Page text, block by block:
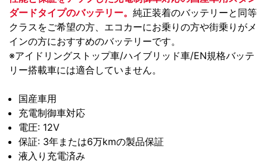
ダードタイプのバッテリー。 純正装着のバッテリーと同等
クラスをご希望の方、エコカーにお乗りの方や街乗りがメ
インの方におすすめのバッテリーです。
※アイドリングストップ車/ハイブリッド車/EN規格バッテ
リー搭載車には適合していません。
国産車用
充電制御車対応
電圧: 12V
保証: 3年または6万kmの製品保証
液入り充電済み